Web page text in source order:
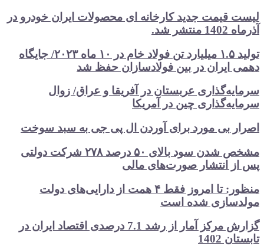
لیست قیمت جدید کارخانه ای محصولات ایران خودرو در
آذرماه 1402 منتشر شد.
تولید ۱.۵ میلیارد تن فولاد خام در ۱۰ ماه ۲۰۲۳/ جایگاه
دهمی ایران در بین فولادسازان حفظ شد
سرمایه‌گذاری عربستان در آفریقا و عراق/ زوال
سرمایه‌گذاری چین در آمریکا
اصرار بی مورد برای آوردن ال پی جی به سبد سوخت
مشخص شدن سود بالای ۵۰ درصد ۲۷۸ شرکت دولتی
پس از انتشار صورت‌های مالی
منظور: تا امروز فقط ۴ همت از دارایی‌های دولت
مولدسازی شده است
گزارش مرکز آمار از رشد 7.1 درصدی اقتصاد ایران در
تابستان 1402